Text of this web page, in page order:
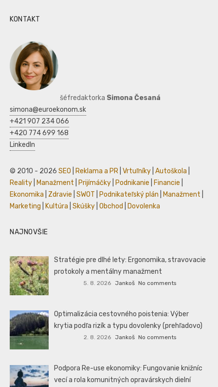
KONTAKT
šéfredaktorka Simona Česaná
simona@euroekonom.sk
+421 907 234 066
+420 774 699 168
LinkedIn
© 2010 - 2026 SEO Reklama a PR Vrtuľníky Autoškola
Reality
Manažment Prijímáčky Podnikanie Financie
Ekonomika
Zdravie SWOT Podnikateľský plán Manažment
Marketing
Kultúra Skúšky Obchod Dovolenka
NAJNOVŠIE
Stratégie pre dlhé lety: Ergonomika, stravovacie
protokoly a mentálny manažment
5. 8. 2026 Jankoš No comments
Optimalizácia cestovného poistenia: Výber
krytia podľa rizík a typu dovolenky (prehľadovo)
2. 8. 2026 Jankoš No comments
Podpora Re-use ekonomiky: Fungovanie knižníc
vecí a rola komunitných opravárskych dielní